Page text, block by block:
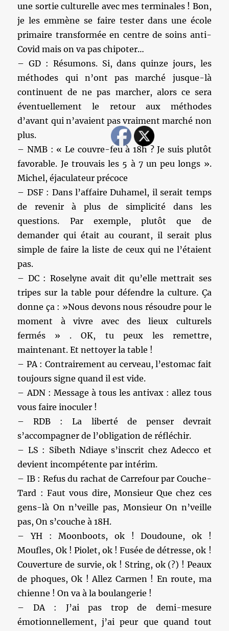
une sortie culturelle avec mes terminales ! Bon,
je les emmène se faire tester dans une école
primaire transformée en centre de soins anti-
Covid mais on va pas chipoter…
– GD : Résumons. Si, dans quinze jours, les
méthodes qui n’ont pas marché jusque-là
continuent de ne pas marcher, alors ce sera
éventuellement le retour aux méthodes
d’avant qui n’avaient pas vraiment marché non
plus.
– NMB : « Le couvre-feu à 18h ? Je suis plutôt
favorable. Je trouvais les 5 à 7 un peu longs ».
Michel, éjaculateur précoce
– DSF : Dans l’affaire Duhamel, il serait temps
de revenir à plus de simplicité dans les
questions. Par exemple, plutôt que de
demander qui était au courant, il serait plus
simple de faire la liste de ceux qui ne l’étaient
pas.
– DC : Roselyne avait dit qu’elle mettrait ses
tripes sur la table pour défendre la culture. Ça
donne ça : »Nous devons nous résoudre pour le
moment à vivre avec des lieux culturels
fermés » . OK, tu peux les remettre,
maintenant. Et nettoyer la table !
– PA : Contrairement au cerveau, l’estomac fait
toujours signe quand il est vide.
– ADN : Message à tous les antivax : allez tous
vous faire inoculer !
– RDB : La liberté de penser devrait
s’accompagner de l’obligation de réfléchir.
– LS : Sibeth Ndiaye s’inscrit chez Adecco et
devient incompétente par intérim.
– IB : Refus du rachat de Carrefour par Couche-
Tard : Faut vous dire, Monsieur Que chez ces
gens-là On n’veille pas, Monsieur On n’veille
pas, On s’couche à 18H.
– YH : Moonboots, ok ! Doudoune, ok !
Moufles, Ok ! Piolet, ok ! Fusée de détresse, ok !
Couverture de survie, ok ! String, ok (?) ! Peaux
de phoques, Ok ! Allez Carmen ! En route, ma
chienne ! On va à la boulangerie !
– DA : J’ai pas trop de demi-mesure
émotionnellement, j’ai peur que quand tout